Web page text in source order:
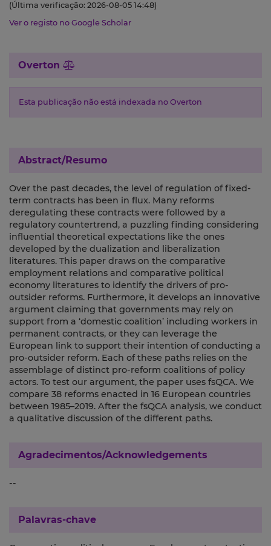
(Última verificação: 2026-08-05 14:48)
Ver o registo no Google Scholar
Overton
Esta publicação não está indexada no Overton
Abstract/Resumo
Over the past decades, the level of regulation of fixed-
term contracts has been in flux. Many reforms
deregulating these contracts were followed by a
regulatory countertrend, a puzzling finding considering
influential theoretical expectations like the ones
developed by the dualization and liberalization
literatures. This paper draws on the comparative
employment relations and comparative political
economy literatures to identify the drivers of pro-
outsider reforms. Furthermore, it develops an innovative
argument claiming that governments may rely on
support from a ‘domestic coalition’ including workers in
permanent contracts, or they can leverage the
European link to support their intention of conducting a
pro-outsider reform. Each of these paths relies on the
assemblage of distinct pro-reform coalitions of policy
actors. To test our argument, the paper uses fsQCA. We
compare 38 reforms enacted in 16 European countries
between 1985–2019. After the fsQCA analysis, we conduct
a qualitative discussion of the different paths.
Agradecimentos/Acknowledgements
--
Palavras-chave